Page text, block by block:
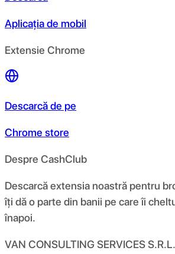
Aplicația de mobil
Extensie Chrome
Descarcă de pe
Chrome store
Despre CashClub
Descarcă extensia noastră pentru
îți dă o parte din banii pe care îi
înapoi.
VAN CONSULTING SERVICES S.R.L.